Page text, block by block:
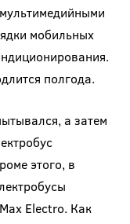
мобильных
полгода.
а затем
этого, в
Electro. Как